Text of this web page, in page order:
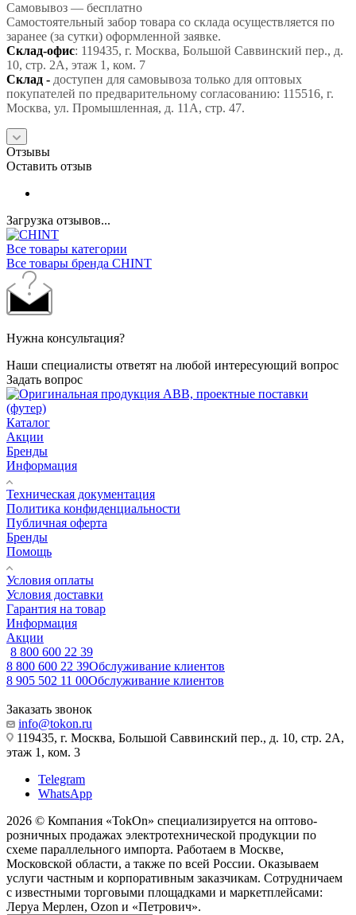
Самовывоз — бесплатно
Самостоятельный забор товара со склада осуществляется по
заранее (за сутки) оформленной заявке.
Склад-офис: 119435, г. Москва, Большой Саввинский пер., д.
10, стр. 2А, этаж 1, ком. 7
Склад - доступен для самовывоза только для оптовых
покупателей по предварительному согласованию: 115516, г.
Москва, ул. Промышленная, д. 11А, стр. 47.
Отзывы
Оставить отзыв
Загрузка отзывов...
Все товары категории
Все товары бренда CHINT
Нужна консультация?
Наши специалисты ответят на любой интересующий вопрос
Задать вопрос
Каталог
Акции
Бренды
Информация
Техническая документация
Политика конфиденциальности
Публичная оферта
Бренды
Помощь
Условия оплаты
Условия доставки
Гарантия на товар
Информация
Акции
8 800 600 22 39
8 800 600 22 39Обслуживание клиентов
8 905 502 11 00Обслуживание клиентов
Заказать звонок
info@tokon.ru
119435, г. Москва, Большой Саввинский пер., д. 10, стр. 2А,
этаж 1, ком. 3
Telegram
WhatsApp
2026 © Компания «TokOn» специализируется на оптово-
розничных продажах электротехнической продукции по
схеме параллельного импорта. Работаем в Москве,
Московской области, а также по всей России. Оказываем
услуги частным и корпоративным заказчикам. Сотрудничаем
с известными торговыми площадками и маркетплейсами:
Леруа Мерлен, Ozon и «Петрович».